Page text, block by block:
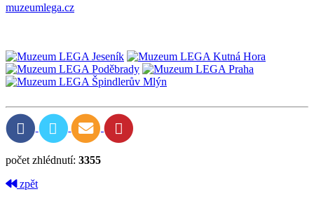
muzeumlega.cz
počet zhlédnutí: 3355
zpět